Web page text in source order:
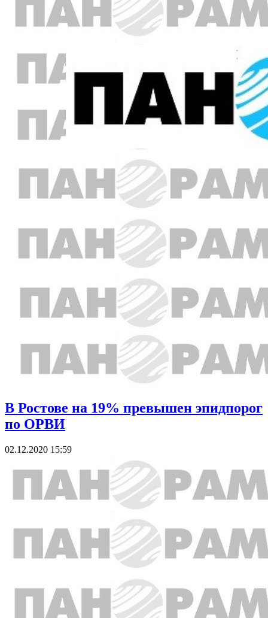
В Ростове на 19% превышен эпидпорог
по ОРВИ
02.12.2020 15:59